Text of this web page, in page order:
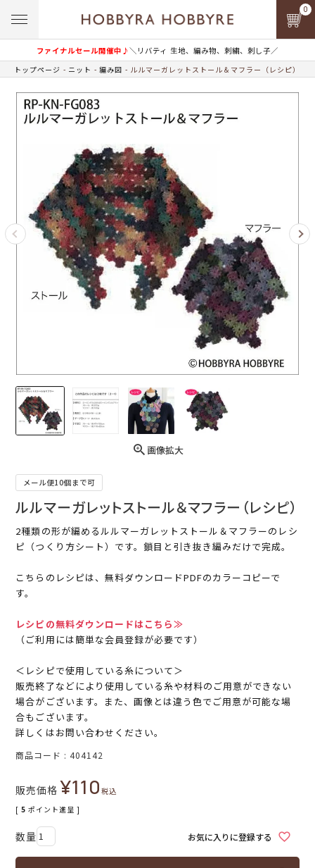
ファイナルセール開催中♪＼リバティ 生地、編み物、刺繍、刺し子／
0
トップページ ニット 編み図 ルルマーガレットストール＆マフラー（レシピ）
画像拡大
メール便10個まで可
ルルマーガレットストール＆マフラー（レシピ）
2種類の形が編めるルルマーガレットストール＆マフラーのレシ
ピ（つくり方シート）です。鎖目と引き抜き編みだけで完成。
こちらのレシピは、無料ダウンロードPDFのカラーコピーで
す。
レシピの無料ダウンロードはこちら≫
（ご利用には簡単な会員登録が必要です）
＜レシピで使用している糸について＞
販売終了などにより使用している糸や材料のご用意ができない
場合がございます。また、画像とは違う色でご用意が可能な場
合もございます。
詳しくはお問い合わせください。
商品コード 404142
販売価格 ¥110税込
[ 5 ポイント進呈 ]
お気に入りに登録する